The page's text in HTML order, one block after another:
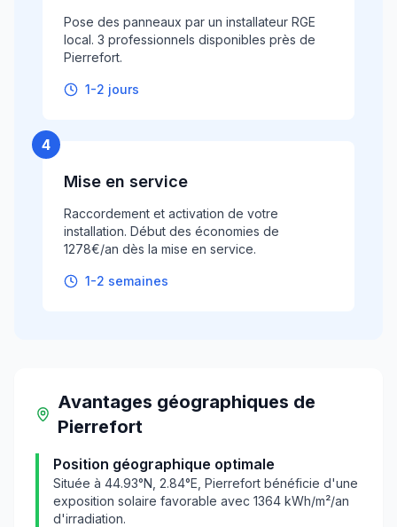
Pose des panneaux par un installateur RGE
local. 3 professionnels disponibles près de
Pierrefort.
1-2 jours
4
Mise en service
Raccordement et activation de votre
installation. Début des économies de
1278€/an dès la mise en service.
1-2 semaines
Avantages géographiques de
Pierrefort
Position géographique optimale
Située à 44.93°N, 2.84°E, Pierrefort bénéficie d'une
exposition solaire favorable avec 1364 kWh/m²/an
d'irradiation.